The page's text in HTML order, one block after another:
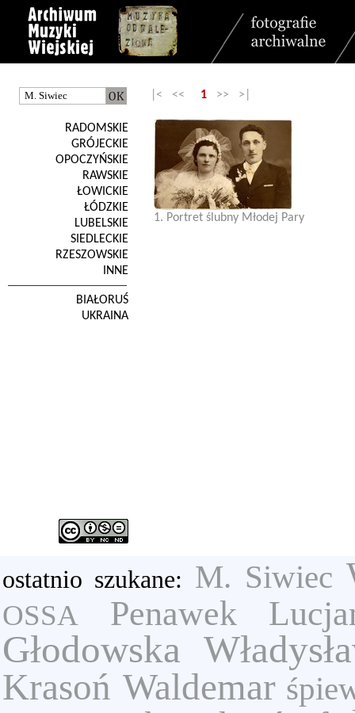
RADOMSKIE
GRÓJECKIE
OPOCZYŃSKIE
RAWSKIE
ŁOWICKIE
ŁÓDZKIE
LUBELSKIE
SIEDLECKIE
RZESZOWSKIE
INNE
BIAŁORUŚ
UKRAINA
|< << 1 >> >|
1. Portret ślubny Młodej Pary
ostatnio szukane: M. Siwiec
OSSA Penawek
Głodowska
Krasoń Waldemar